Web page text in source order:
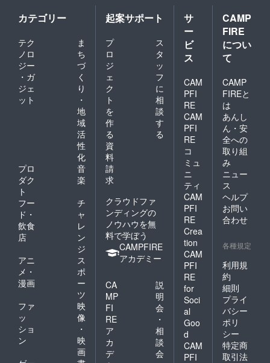
ロンかドングルかの選択は
必要です。コンシューマ的
な利用であればスタンドア
ロンの品質はオーバース
ペックです。SNSなどに
アップした時点で解像度が
落とされたり、編集なども
別途行う必要があるからで
す。 ともあれ、プロジェク
ト冒頭でも説明した「ライ
フィー」というコンセプト
は、大いに共感するものが
あり、引き続き啓蒙活動
と、販売活動を行って行き
ますのでご支援、ご声援の
ほどよろしくお願い申しあ
げます。 株式会社ネクス
テッジテクノロジー 代表取
締役 坂本
カテゴリー
テク
ノロ
ジー
・ガ
ジェ
ット
ま
ち
づ
く
り
・
地
域
活
性
化
プロ
ダク
ト
音
楽
フー
ド・
飲食
店
チ
ャ
レ
ン
ジ
アニ
メ・
漫画
ス
ポ
ー
ツ
ファ
ッ
ショ
ン
映
像
・
映
画
起案サポート
プ
ロ
ジ
ェ
ク
ト
を
作
る
ス
タ
ッ
フ
に
相
談
す
る
資
料
請
求
クラウドファ
ンディングの
ノウハウを無
料で学ぼう
CAMPFIRE
アカデミー
CA
MP
FI
RE
ア
カ
デ
説
明
会
・
相
談
会
サ
ー
ビ
ス
CAM
PFI
RE
CAM
PFI
RE
コ
ミュ
ニ
ティ
CAM
PFI
RE
Crea
tion
CAM
PFI
RE
for
Soci
al
Goo
d
CAM
PFI
CAMP
FIRE
につい
て
CAMP
FIREと
は
あんし
ん・安
全への
取り組
み
ニュー
ス
ヘルプ
お問い
合わせ
各種規定
利用規
約
細則
プライ
バシー
ポリ
シー
特定商
取引法